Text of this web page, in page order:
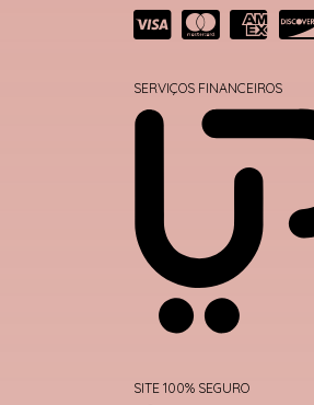
SERVIÇOS FINANCEIROS
SITE 100% SEGURO